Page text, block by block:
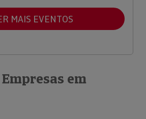
MAIS EVENTOS
em